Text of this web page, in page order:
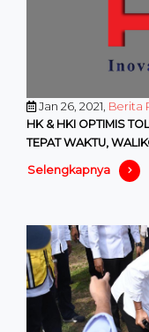
Jan 26, 2021, Berita
HK & HKI OPTIMIS
TEPAT WAKTU,
MANFAATNYA
Selengkapnya